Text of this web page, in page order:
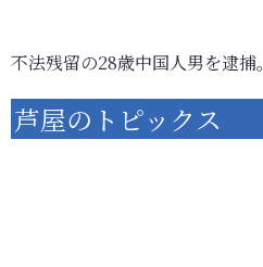
不法残留の28歳中国人男を逮捕。
芦屋のトピックス